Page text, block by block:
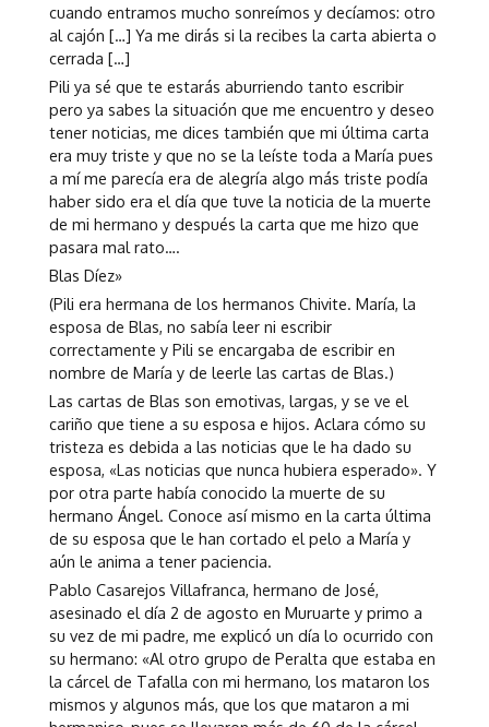
cuando entramos mucho sonreímos y decíamos: otro
al cajón […] Ya me dirás si la recibes la carta abierta o
cerrada […]
Pili ya sé que te estarás aburriendo tanto escribir
pero ya sabes la situación que me encuentro y deseo
tener noticias, me dices también que mi última carta
era muy triste y que no se la leíste toda a María pues
a mí me parecía era de alegría algo más triste podía
haber sido era el día que tuve la noticia de la muerte
de mi hermano y después la carta que me hizo que
pasara mal rato….
Blas Díez»
(Pili era hermana de los hermanos Chivite. María, la
esposa de Blas, no sabía leer ni escribir
correctamente y Pili se encargaba de escribir en
nombre de María y de leerle las cartas de Blas.)
Las cartas de Blas son emotivas, largas, y se ve el
cariño que tiene a su esposa e hijos. Aclara cómo su
tristeza es debida a las noticias que le ha dado su
esposa, «Las noticias que nunca hubiera esperado». Y
por otra parte había conocido la muerte de su
hermano Ángel. Conoce así mismo en la carta última
de su esposa que le han cortado el pelo a María y
aún le anima a tener paciencia.
Pablo Casarejos Villafranca, hermano de José,
asesinado el día 2 de agosto en Muruarte y primo a
su vez de mi padre, me explicó un día lo ocurrido con
su hermano: «Al otro grupo de Peralta que estaba en
la cárcel de Tafalla con mi hermano, los mataron los
mismos y algunos más, que los que mataron a mi